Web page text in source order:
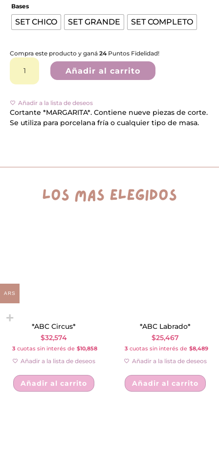
Bases
SET CHICO SET GRANDE SET COMPLETO
Compra este producto y ganá24Puntos Fidelidad!
Cortante
*MARGARITA*
Añadir al carrito
t
e
r
n
e
Añadir a la lista de deseos
Cortante *MARGARITA*. Contiene nueve piezas de corte.
Se utiliza para porcelana fría o cualquier tipo de masa.
los más elegidos
*ABC Circus*
$32,574
3 cuotas sin interés de $10,858
Añadir a la lista de deseos
Añadir al carrito
*ABC Labrado*
$25,467
3 cuotas sin interés de $8,489
Añadir a la lista de deseos
Añadir al carrito
ARS